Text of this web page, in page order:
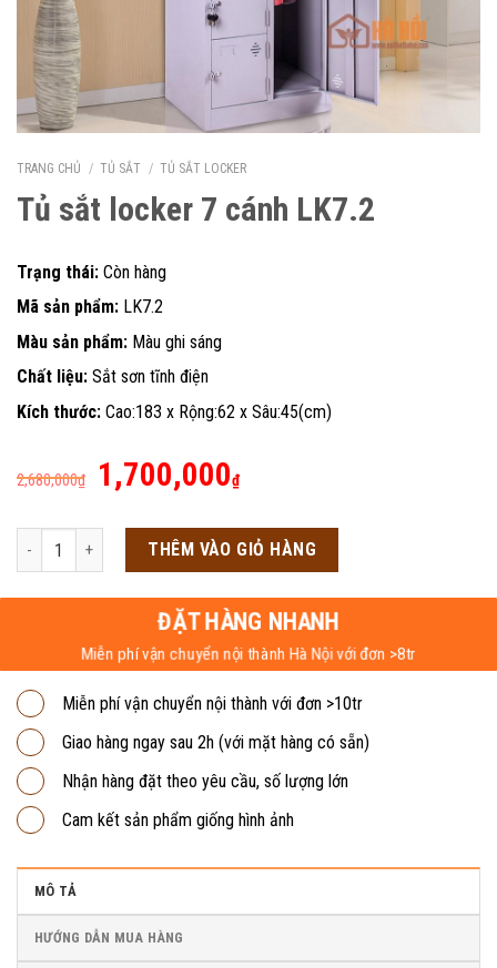
TRANG CHỦ / TỦ SẮT / TỦ SẮT LOCKER
Tủ sắt locker 7 cánh LK7.2
Trạng thái: Còn hàng
Mã sản phẩm: LK7.2
Màu sản phẩm: Màu ghi sáng
Chất liệu: Sắt sơn tĩnh điện
Kích thước: Cao:183 x Rộng:62 x Sâu:45(cm)
2,680,000₫
Giá
gốc
là:
2,680,000₫.
1,700,000₫Giá
tại
là:
1,700,000₫.
Tủ sắt locker 7 cánh LK7.2 số lượng
THÊM VÀO GIỎ HÀNG
ĐẶT HÀNG NHANH
Miễn phí vận chuyển nội thành Hà Nội với đơn >8tr
Miễn phí vận chuyển nội thành với đơn >10tr
Giao hàng ngay sau 2h (với mặt hàng có sẵn)
Nhận hàng đặt theo yêu cầu, số lượng lớn
Cam kết sản phẩm giống hình ảnh
MÔ TẢ
HƯỚNG DẪN MUA HÀNG